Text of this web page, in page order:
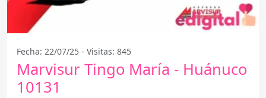
Fecha: 22/07/25 - Visitas: 845
Marvisur Tingo María - Huánuco
10131